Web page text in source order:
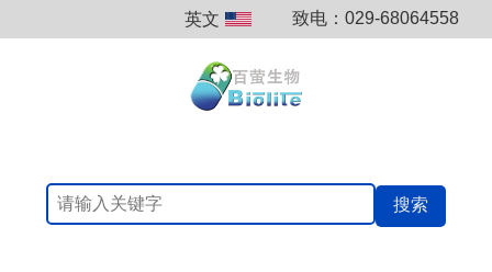
英文 致电：029-68064558
搜索